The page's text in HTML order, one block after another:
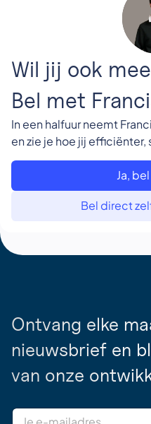
Wil jij ook
Bel met
In een halfuur neemt
en zie je hoe jij efficiënter,
Ja,
Bel direct
Ontvang elke
nieuwsbrief en
van onze
E